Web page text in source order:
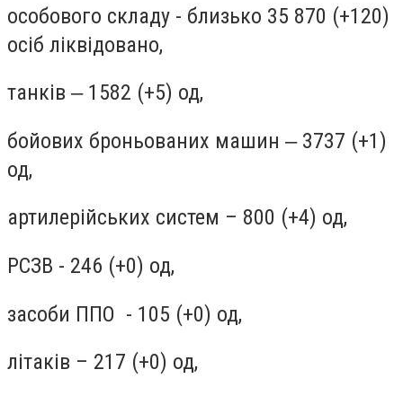
особового складу - близько 35 870 (+120)
осіб ліквідовано,
танків ‒ 1582 (+5) од,
бойових броньованих машин ‒ 3737 (+1)
од,
артилерійських систем – 800 (+4) од,
РСЗВ - 246 (+0) од,
засоби ППО - 105 (+0) од,
літаків – 217 (+0) од,